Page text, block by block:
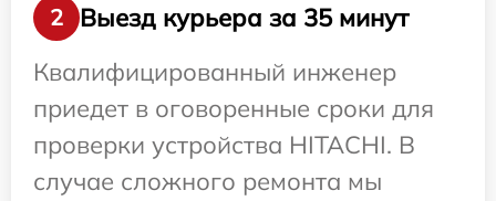
2
Выезд курьера за 35 минут
Квалифицированный инженер
приедет в оговоренные сроки для
проверки устройства HITACHI. В
случае сложного ремонта мы